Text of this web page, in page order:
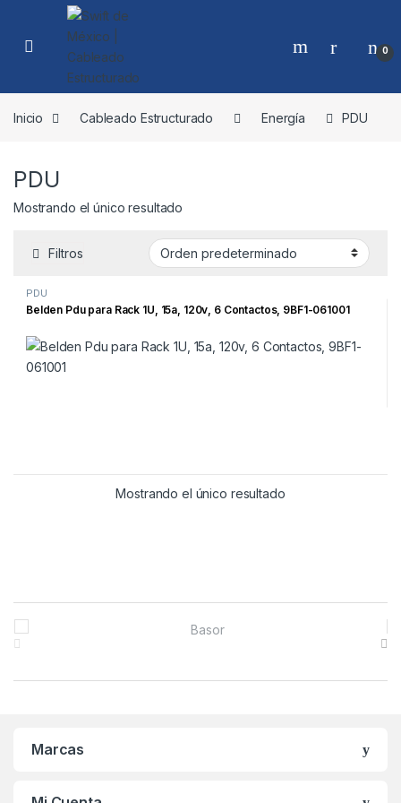
Skip to navigation
Skip to content
0
Inicio Cableado Estructurado Energía PDU
PDU
Mostrando el único resultado
Filtros
PDU
Belden Pdu para Rack 1U, 15a, 120v, 6 Contactos, 9BF1-061001
Mostrando el único resultado
Marcas